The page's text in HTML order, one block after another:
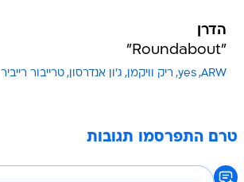
הדרן
"Roundabout"
ARW
yes ריק וויקמן ג'ון אנדרסון טרייבור רייביר
טרם התפרסמו תגובות